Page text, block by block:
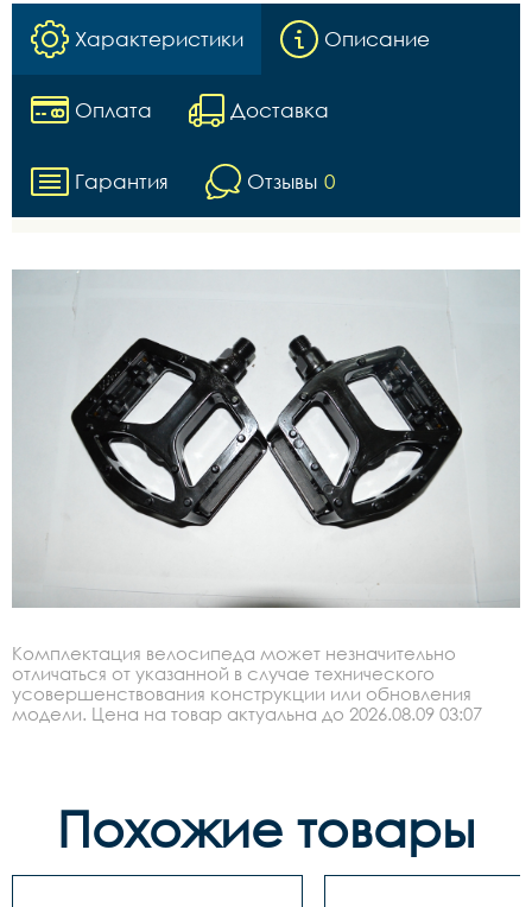
Характеристики Описание
Оплата Доставка
Гарантия Отзывы 0
Комплектация велосипеда может незначительно
отличаться от указанной в случае технического
усовершенствования конструкции или обновления
модели. Цена на товар актуальна до 2026.08.09 03:07
Похожие товары